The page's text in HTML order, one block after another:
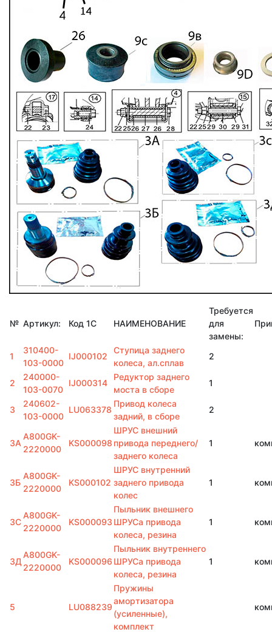
№ Артикул: Код 1С НАИМЕНОВАНИЕ
Требуется
для
замены:
1
310400-
103-0000
IJ000102
Ступица заднего
колеса, ал.сплав
2
2
240000-
103-0070
IJ000314
Редуктор заднего
моста в сборе
1
3
240602-
103-0000
LU063378
Привод колеса
задний, в сборе
2
3А
A800GK-
2220000
KS000098
ШРУС внешний
привода переднего/
заднего колеса
1
3Б
A800GK-
2220000
KS000102
ШРУС внутренний
заднего привода
колес
1
3С
A800GK-
2220000
KS000093
Пыльник внешнего
ШРУСа привода
колеса, резина
1
3Д
A800GK-
2220000
KS000096
Пыльник внутреннего
ШРУСа привода
колеса, резина
1
5 LU088239
Пружины
амортизатора
(усиленные),
комплект